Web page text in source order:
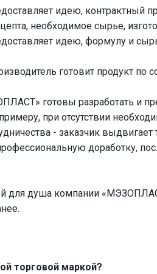
идею, контрактный
необходимое сырье,
идею, формулу и
готовит продукт по
готовы разработать и
при отсутствии
- заказчик
доработку,
для душа компании
торговой маркой?